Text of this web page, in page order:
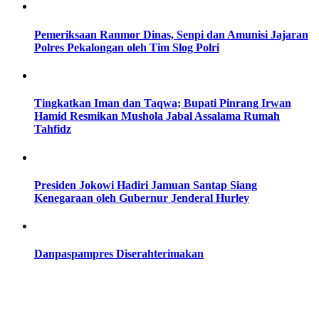
Pemeriksaan Ranmor Dinas, Senpi dan Amunisi Jajaran
Polres Pekalongan oleh Tim Slog Polri
Tingkatkan Iman dan Taqwa; Bupati Pinrang Irwan
Hamid Resmikan Mushola Jabal Assalama Rumah
Tahfidz
Presiden Jokowi Hadiri Jamuan Santap Siang
Kenegaraan oleh Gubernur Jenderal Hurley
Danpaspampres Diserahterimakan